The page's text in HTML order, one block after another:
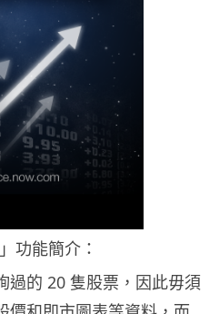
功能簡介：
過的 20 隻股票，因此毋須